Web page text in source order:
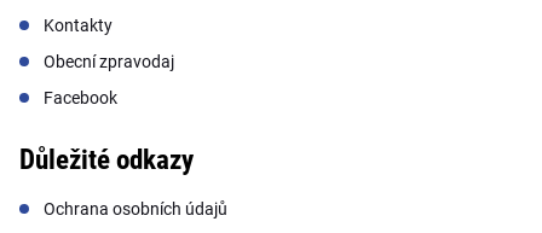
Kontakty
Obecní zpravodaj
Facebook
Důležité odkazy
Ochrana osobních údajů